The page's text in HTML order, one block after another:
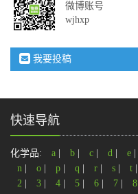
微博账号
wjhxp
我要投稿
快速导航
化学品: a b c d e
n
o p q r s t
2
3 4 5 6 7 8